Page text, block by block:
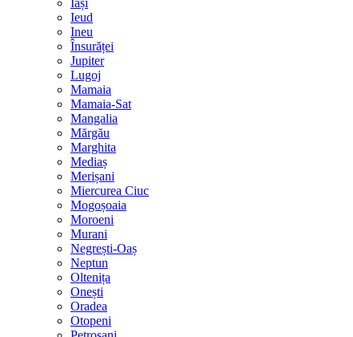
Iași
Ieud
Ineu
Însurăței
Jupiter
Lugoj
Mamaia
Mamaia-Sat
Mangalia
Mărgău
Marghita
Mediaș
Merișani
Miercurea Ciuc
Mogoșoaia
Moroeni
Murani
Negrești-Oaș
Neptun
Oltenița
Onești
Oradea
Otopeni